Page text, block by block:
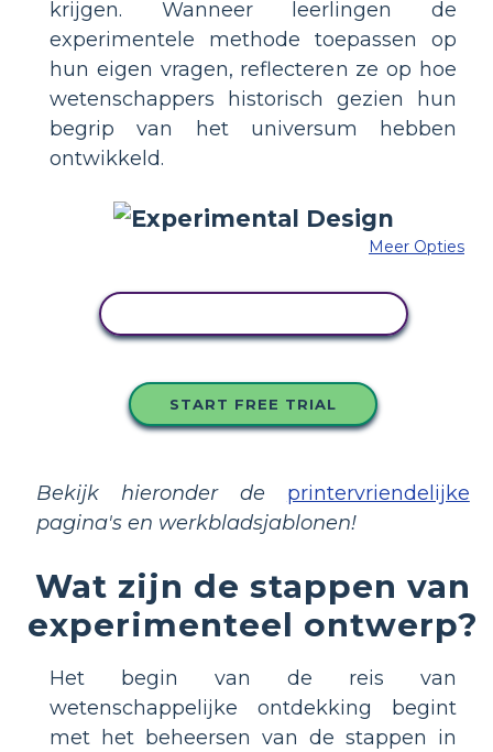
krijgen. Wanneer leerlingen de
experimentele methode toepassen op
hun eigen vragen, reflecteren ze op hoe
wetenschappers historisch gezien hun
begrip van het universum hebben
ontwikkeld.
Meer Opties
START FREE TRIAL
Bekijk hieronder de printervriendelijke
pagina's en werkbladsjablonen!
Wat zijn de stappen van
experimenteel ontwerp?
Het begin van de reis van
wetenschappelijke ontdekking begint
met het beheersen van de stappen in